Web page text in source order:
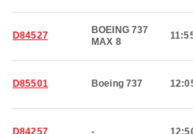
D84527
BOEING 737
MAX 8
D85501 Boeing 737
D84257 -